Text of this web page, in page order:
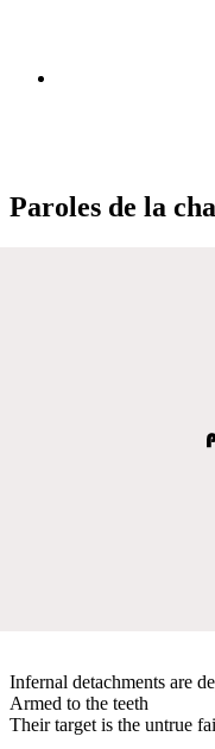
Paroles de la
Infernal detachments are
Armed to the teeth
Their target is the untrue